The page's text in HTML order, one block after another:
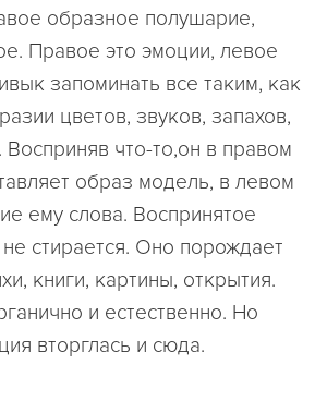
образное полушарие,
Правое это эмоции, левое
запоминать все таким, как
цветов, звуков, запахов,
Восприняв что-то,он в правом
образ модель, в левом
ему слова. Воспринятое
стирается. Оно порождает
книги, картины, открытия.
и естественно. Но
вторглась и сюда.